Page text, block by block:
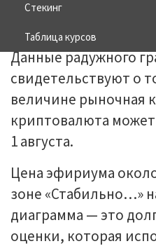
Стекинг
Таблица курсов
Данные радужного
свидетельствуют о
величине рыночная
криптовалюта
1 августа.
Цена эфириума
зоне «Стабильно…»
диаграмма — это
оценки, которая